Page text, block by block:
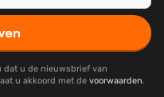
dat u de nieuwsbrief van
u akkoord met de voorwaarden.